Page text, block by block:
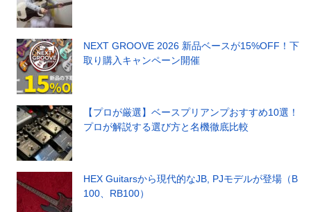
NEXT GROOVE 2026 新品ベースが15%OFF！下
取り購入キャンペーン開催
【プロが厳選】ベースプリアンプおすすめ10選！
プロが解説する選び方と名機徹底比較
HEX Guitarsから現代的なJB, PJモデルが登場（B
100、RB100）